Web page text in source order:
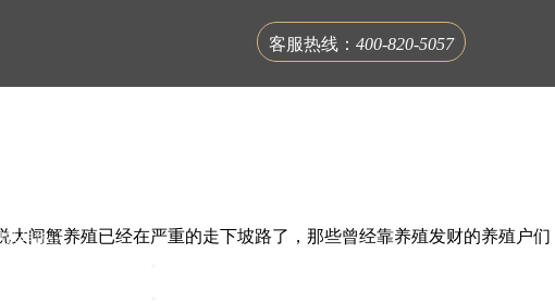
大闸蟹养殖已经在严重的走下坡路了，那些曾经靠养殖发财的养殖户们
选年货
客服热线： 400-820-5057